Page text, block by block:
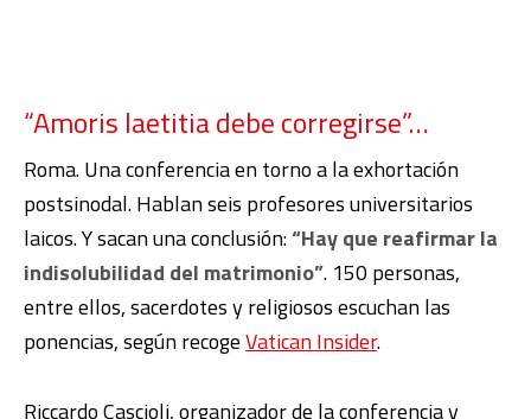
“Amoris laetitia debe corregirse”…
Roma. Una conferencia en torno a la exhortación
postsinodal. Hablan seis profesores universitarios
laicos. Y sacan una conclusión:“Hay que reafirmar la
indisolubilidad del matrimonio”. 150 personas,
entre ellos, sacerdotes y religiosos escuchan las
ponencias, según recogeVatican Insider.
Riccardo Cascioli, organizador de la conferencia y